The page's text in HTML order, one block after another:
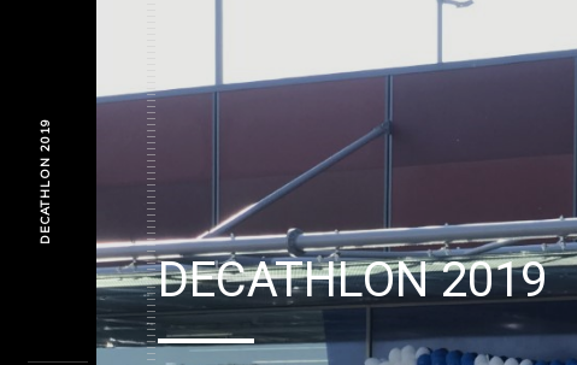
DECATHLON 2019
DECATHLON 2019